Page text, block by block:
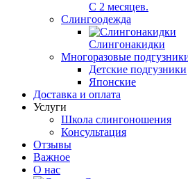
С 2 месяцев.
Слингоодежда
Слингонакидки
Многоразовые
Детские подгузники
Японские
Доставка и оплата
Услуги
Школа слингоношения
Консультация
Отзывы
Важное
О нас